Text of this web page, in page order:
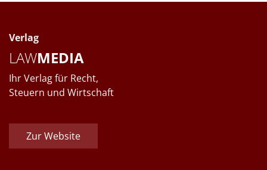
Verlag
LAWMEDIA
Ihr Verlag für Recht,
Steuern und Wirtschaft
Zur Website